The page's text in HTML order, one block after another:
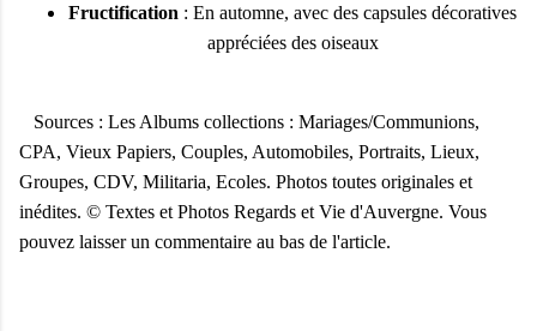
Fructification : En automne, avec des capsules décoratives
appréciées des oiseaux
Sources : Les Albums collections : Mariages/Communions,
CPA, Vieux Papiers, Couples, Automobiles, Portraits, Lieux,
Groupes, CDV, Militaria, Ecoles. Photos toutes originales et
inédites. © Textes et Photos Regards et Vie d'Auvergne. Vous
pouvez laisser un commentaire au bas de l'article.